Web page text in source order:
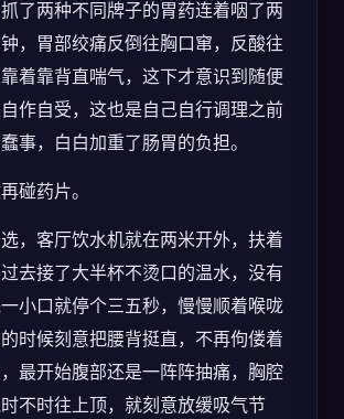
了两种不同牌子的胃药连着咽了两
，胃部绞痛反倒往胸口窜，反酸往
靠着靠背直喘气，这下才意识到随便
作自受，这也是自己自行调理之前
事，白白加重了肠胃的负担。
碰药片。
，客厅饮水机就在两米开外，扶着
去接了大半杯不烫口的温水，没有
小口就停个三五秒，慢慢顺着喉咙
时候刻意把腰背挺直，不再佝偻着
最开始腹部还是一阵阵抽痛，胸腔
不时往上顶，就刻意放缓吸气节